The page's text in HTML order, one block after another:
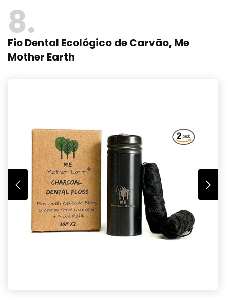
8
Fio Dental Ecológico de Carvão, Me
Mother Earth